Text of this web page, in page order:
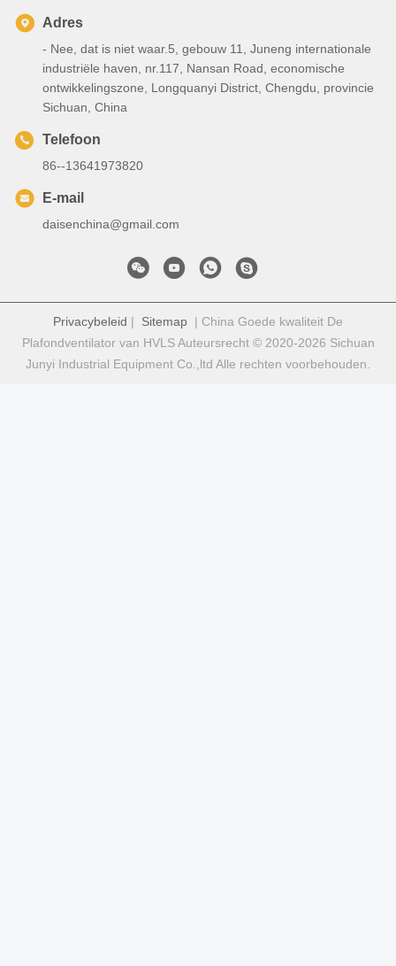
Adres
- Nee, dat is niet waar.5, gebouw 11, Juneng internationale
industriële haven, nr.117, Nansan Road, economische
ontwikkelingszone, Longquanyi District, Chengdu, provincie
Sichuan, China
Telefoon
86--13641973820
E-mail
daisenchina@gmail.com
Privacybeleid | Sitemap | China Goede kwaliteit De
Plafondventilator van HVLS Auteursrecht © 2020-2026 Sichuan
Junyi Industrial Equipment Co.,ltd Alle rechten voorbehouden.